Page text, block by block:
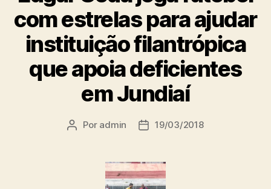
com estrelas para ajudar
instituição filantrópica
que apoia deficientes
em Jundiaí
Por admin 19/03/2018